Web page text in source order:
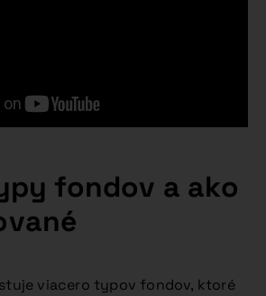
fondov a ako
viacero typov fondov, ktoré